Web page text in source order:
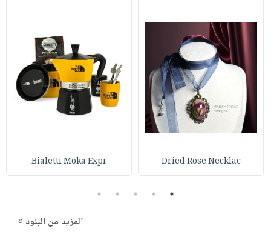
Dried Rose Necklac
Bialetti Moka Expr
1
2
3
4
5
المزيد من البنود »